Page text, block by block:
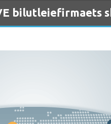
bilutleiefirmaets